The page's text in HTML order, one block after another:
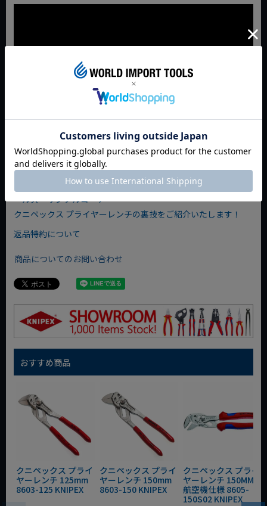
JAN:4003773082637
◇ブログをチェックする◇
実際に触って確かめてみてください！ ワールドインポートツ
ールズ サンプルコーナー
クニペックス プライヤーレンチの裏技をご紹介いたします！
返品特約について
商品についてのお問い合わせ
おすすめ商品
クニペックス プライ
ヤーレンチ 125mm
8603-125 KNIPEX
クニペックス プライ
ヤーレンチ 150mm
8603-150 KNIPEX
クニペックス プライ
ヤーレンチ 150MM
航空機仕様 8605-
150S02 KNIPEX